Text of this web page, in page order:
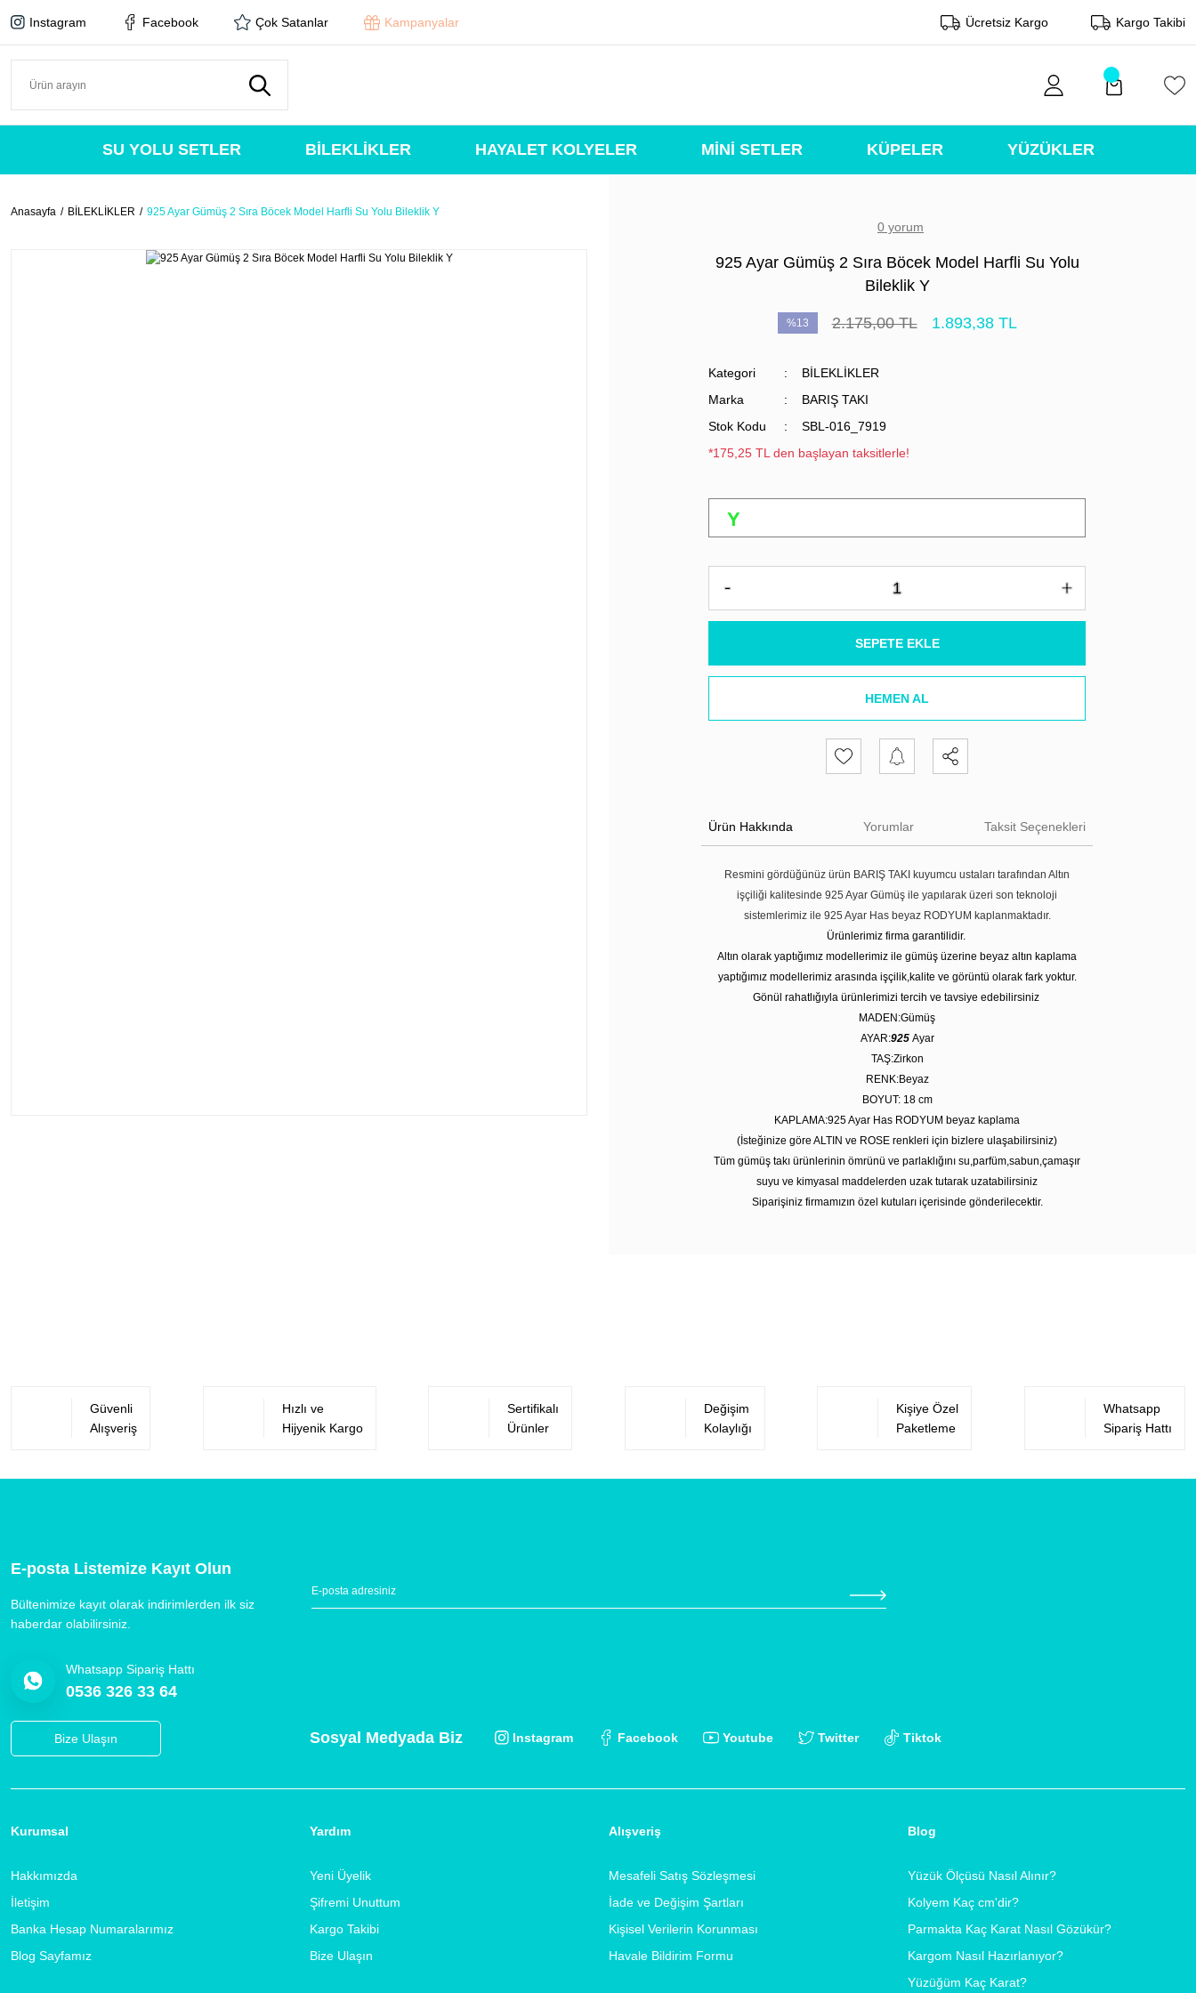
Instagram Facebook Çok Satanlar Kampanyalar Ücretsiz Kargo Kargo Takibi
SU YOLU SETLER BİLEKLİKLER HAYALET KOLYELER MİNİ SETLER KÜPELER YÜZÜKLER
Anasayfa BİLEKLİKLER 925 Ayar Gümüş 2 Sıra Böcek Model Harfli Su Yolu Bileklik Y
0 yorum
925 Ayar Gümüş 2 Sıra Böcek Model Harfli Su Yolu
Bileklik Y
%13 2.175,00 TL 1.893,38 TL
Kategori
BİLEKLİKLER
Marka
BARIŞ TAKI
Stok Kodu
SBL-016_7919
*175,25 TL den başlayan taksitlerle!
SEPETE EKLE
HEMEN AL
Ürün Hakkında Yorumlar Taksit Seçenekleri
Resmini gördüğünüz ürün BARIŞ TAKI kuyumcu ustaları tarafından Altın
işçiliği kalitesinde 925 Ayar Gümüş ile yapılarak üzeri son teknoloji
sistemlerimiz ile 925 Ayar Has beyaz RODYUM kaplanmaktadır.
Ürünlerimiz firma garantilidir.
Altın olarak yaptığımız modellerimiz ile gümüş üzerine beyaz altın kaplama
yaptığımız modellerimiz arasında işçilik,kalite ve görüntü olarak fark yoktur.
Gönül rahatlığıyla ürünlerimizi tercih ve tavsiye edebilirsiniz
MADEN:Gümüş
AYAR:925 Ayar
TAŞ:Zirkon
RENK:Beyaz
BOYUT: 18 cm
KAPLAMA:925 Ayar Has RODYUM beyaz kaplama
(İsteğinize göre ALTIN ve ROSE renkleri için bizlere ulaşabilirsiniz)
Tüm gümüş takı ürünlerinin ömrünü ve parlaklığını su,parfüm,sabun,çamaşır
suyu ve kimyasal maddelerden uzak tutarak uzatabilirsiniz
Siparişiniz firmamızın özel kutuları içerisinde gönderilecektir.
Güvenli
Alışveriş
Hızlı ve
Hijyenik Kargo
Sertifikalı
Ürünler
Değişim
Kolaylığı
Kişiye Özel
Paketleme
Whatsapp
Sipariş Hattı
E-posta Listemize Kayıt Olun
Bültenimize kayıt olarak indirimlerden ilk siz
haberdar olabilirsiniz.
Whatsapp Sipariş Hattı
0536 326 33 64
Bize Ulaşın Sosyal Medyada Biz Instagram Facebook Youtube Twitter Tiktok
Kurumsal
Hakkımızda
İletişim
Banka Hesap Numaralarımız
Blog Sayfamız
Yardım
Yeni Üyelik
Şifremi Unuttum
Kargo Takibi
Bize Ulaşın
Alışveriş
Mesafeli Satış Sözleşmesi
İade ve Değişim Şartları
Kişisel Verilerin Korunması
Havale Bildirim Formu
Blog
Yüzük Ölçüsü Nasıl Alınır?
Kolyem Kaç cm'dir?
Parmakta Kaç Karat Nasıl Gözükür?
Kargom Nasıl Hazırlanıyor?
Yüzüğüm Kaç Karat?